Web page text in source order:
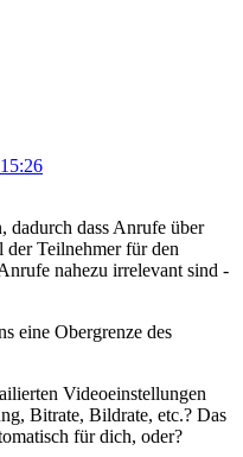
dadurch dass Anrufe über
der Teilnehmer für den
nahezu irrelevant sind -
eine Obergrenze des
Videoeinstellungen
Bitrate, Bildrate, etc.? Das
für dich, oder?